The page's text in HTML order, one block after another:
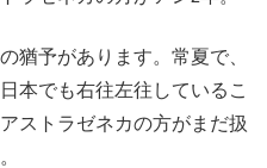
猶予があります。常夏で、
本でも右往左往しているこ
ストラゼネカの方がまだ扱